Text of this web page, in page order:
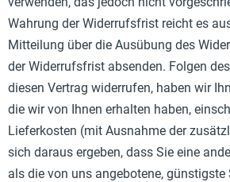
Wahrung der Widerrufsfrist reicht es
Mitteilung über die Ausübung des
der Widerrufsfrist absenden. Folgen
diesen Vertrag widerrufen, haben wir
die wir von Ihnen erhalten haben,
Lieferkosten (mit Ausnahme der
sich daraus ergeben, dass Sie eine
als die von uns angebotene,